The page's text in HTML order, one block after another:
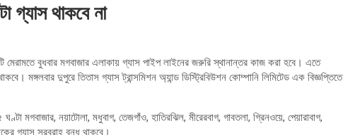
গ্যাস থাকবে না
মেরামতে বুধবার মগবাজার এলাকায় গ্যাস পাইপ লাইনের জরুরি স্থানান্তর কাজ করা হবে। এতে
মঙ্গলবার দুপুরে তিতাস গ্যাস ট্রান্সমিশন অ্যান্ড ডিস্ট্রিবিউশন কোম্পানি লিমিটেড এক বিজ্ঞপ্তিতে
মগবাজার, নয়াটোলা, মধুবাগ, তেজগাঁও, হাতিরঝিল, মীরেরবাগ, গাবতলা, গ্রিনওয়ে, পেয়ারাবাগ,
গ্যাস সরবরাহ বন্ধ থাকবে।